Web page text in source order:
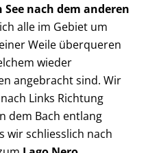
See nach dem anderen
alle im Gebiet um
Weile überqueren
wieder
angebracht sind. Wir
Links Richtung
dem Bach entlang
wir schliesslich nach